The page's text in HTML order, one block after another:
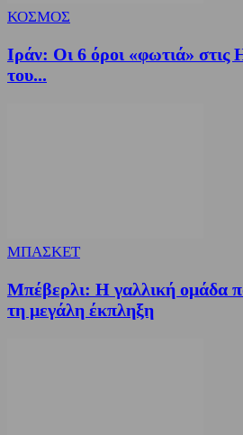
ΚΟΣΜΟΣ
Ιράν: Οι 6 όροι «φωτιά»
του...
ΜΠΑΣΚΕΤ
Μπέβερλι: Η γαλλική ομάδα
τη μεγάλη έκπληξη